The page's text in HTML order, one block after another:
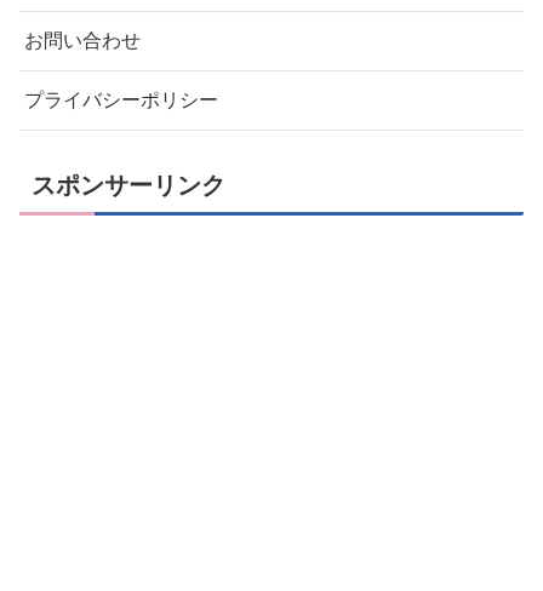
お問い合わせ
プライバシーポリシー
スポンサーリンク